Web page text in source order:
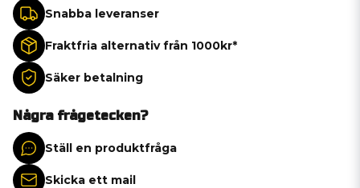
Snabba leveranser
Fraktfria alternativ från 1000kr*
Säker betalning
Några frågetecken?
Ställ en produktfråga
Skicka ett mail